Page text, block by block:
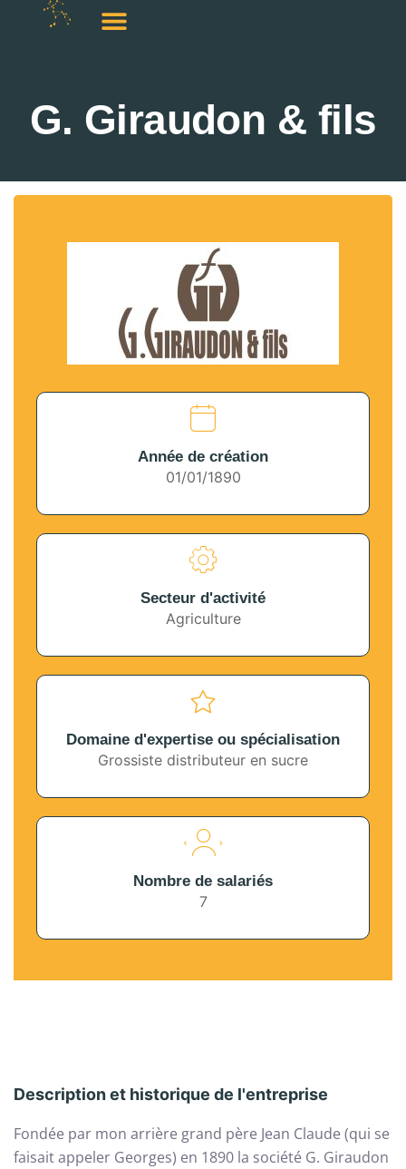
G. Giraudon & fils
Année de création
01/01/1890
Secteur d'activité
Agriculture
Domaine d'expertise ou spécialisation
Grossiste distributeur en sucre
Nombre de salariés
7
Description et historique de l'entreprise
Fondée par mon arrière grand père Jean Claude (qui se
faisait appeler Georges) en 1890 la société G. Giraudon